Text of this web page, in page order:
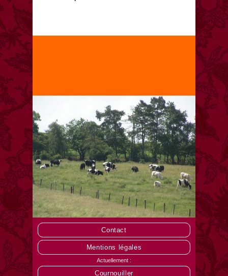
Contact
Mentions légales
Actuellement :
Cournouiller